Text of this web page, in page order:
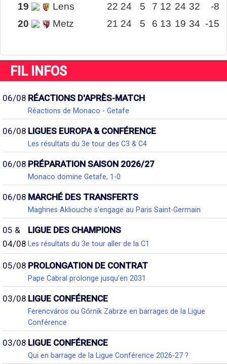
19 Lens 22 24 5 7 12 24 32
-8
20
Metz 21 24 5 6 13 19 34 -15
FIL INFOS
06/08 RÉACTIONS D'APRÈS-MATCH
Réactions de Monaco - Getafe
06/08 LIGUES EUROPA & CONFÉRENCE
Les résultats du 3e tour des C3 & C4
06/08 PRÉPARATION SAISON 2026/27
Monaco domine Getafe, 1-0
06/08 MARCHÉ DES TRANSFERTS
Maghnes Akliouche s'engage au Paris Saint-Germain
05 &
04/08
LIGUE DES CHAMPIONS
Les résultats du 3e tour aller de la C1
05/08 PROLONGATION DE CONTRAT
Pape Cabral prolonge jusqu'en 2031
03/08 LIGUE CONFÉRENCE
Ferencváros ou Górnik Zabrze en barrages de la Ligue
Conférence
03/08 LIGUE CONFÉRENCE
Qui en barrage de la Ligue Conférence 2026-27 ?